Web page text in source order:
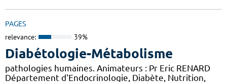
PAGES
relevance: 39%
Diabétologie-Métabolisme
pathologies humaines. Animateurs : Pr Eric RENARD
Département d'Endocrinologie, Diabète, Nutrition,